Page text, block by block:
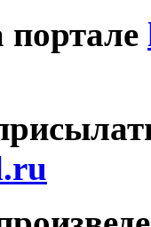
портале